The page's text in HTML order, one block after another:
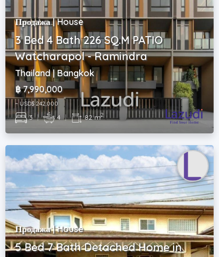
Продажа | House
3 Bed 4 Bath 226 SQ.M PATIO
Watcharapol - Ramindra
Thailand | Bangkok
฿ 7,990,000
~ USD$ 242,000
3 | 4 | 82 m2
Продажа | House
5 Bed 7 Bath Detached Home in